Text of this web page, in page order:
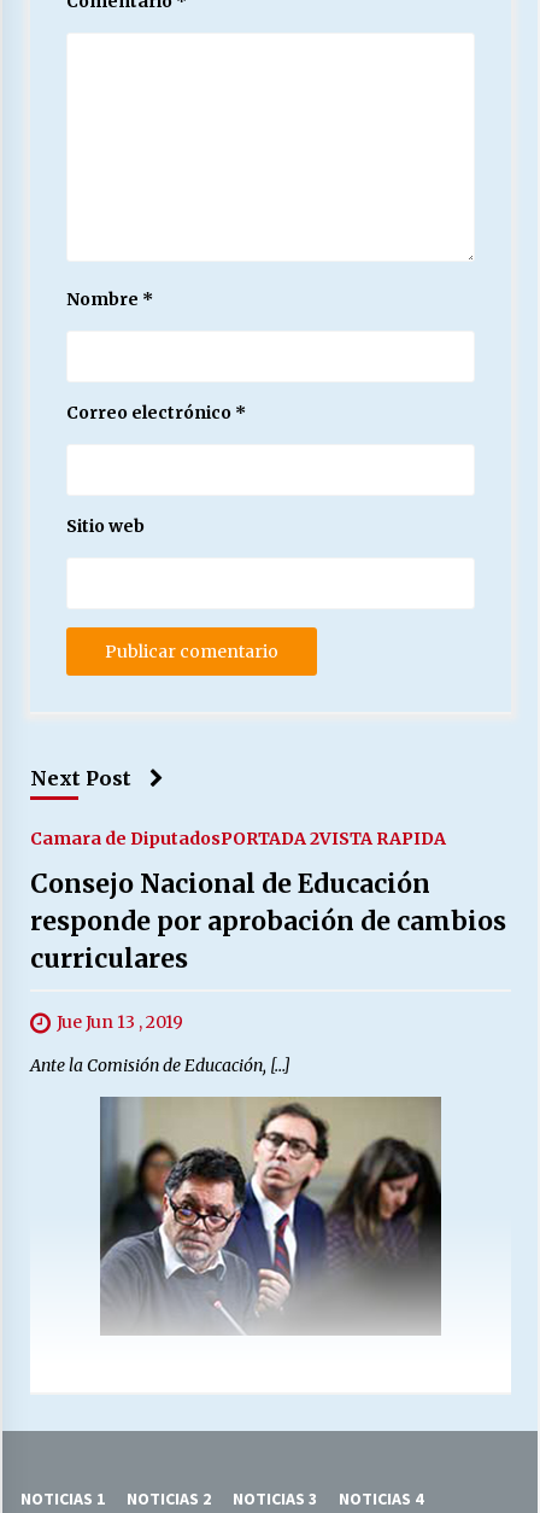
Nombre *
Correo electrónico *
Sitio web
Next Post
Camara de DiputadosPORTADA 2VISTA RAPIDA
Consejo Nacional de Educación
responde por aprobación de cambios
curriculares
Jue Jun 13 , 2019
Ante la Comisión de Educación, […]
NOTICIAS 1 NOTICIAS 2 NOTICIAS 3
NOTICIAS 4